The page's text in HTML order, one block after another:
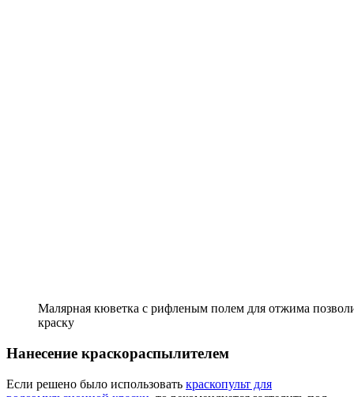
Малярная кюветка с рифленым полем для отжима
краску
Нанесение краскораспылителем
Если решено было использовать краскопульт для